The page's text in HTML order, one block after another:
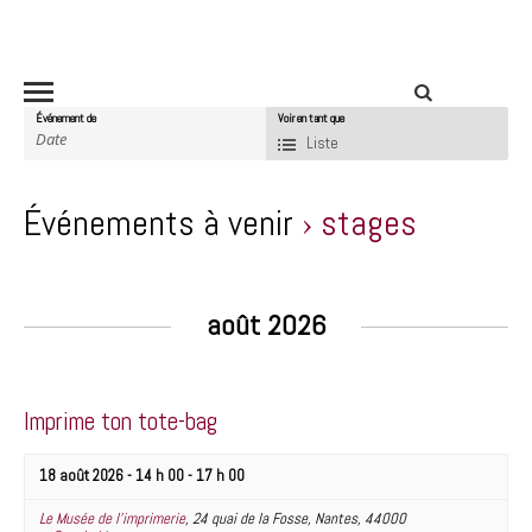
a
i
t
r
Voir en tant que
Liste
Événement de
Événements à venir › stages
g
août 2026
Imprime ton tote-bag
18 août 2026 - 14 h 00- 17 h 00
Le Musée de l’imprimerie, 24 quai de la Fosse, Nantes, 44000